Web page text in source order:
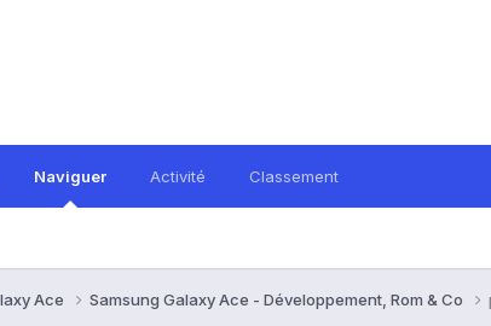
Naviguer Activité Classement
Ace Samsung Galaxy Ace - Développement, Rom & Co